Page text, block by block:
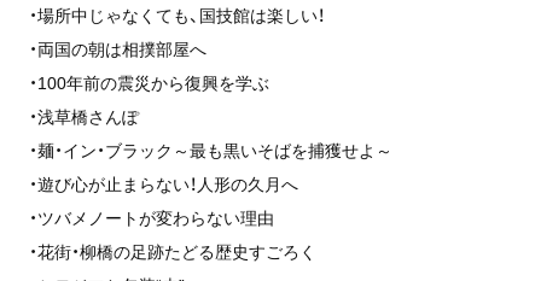
・場所中じゃなくても、国技館は楽しい！
・両国の朝は相撲部屋へ
・100年前の震災から復興を学ぶ
・浅草橋さんぽ
・麺・イン・ブラック～最も黒いそばを捕獲せよ～
・遊び心が止まらない！人形の久月へ
・ツバメノートが変わらない理由
・花街・柳橋の足跡たどる歴史すごろく